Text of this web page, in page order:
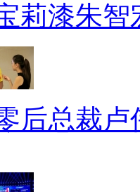
莉漆朱
后总裁